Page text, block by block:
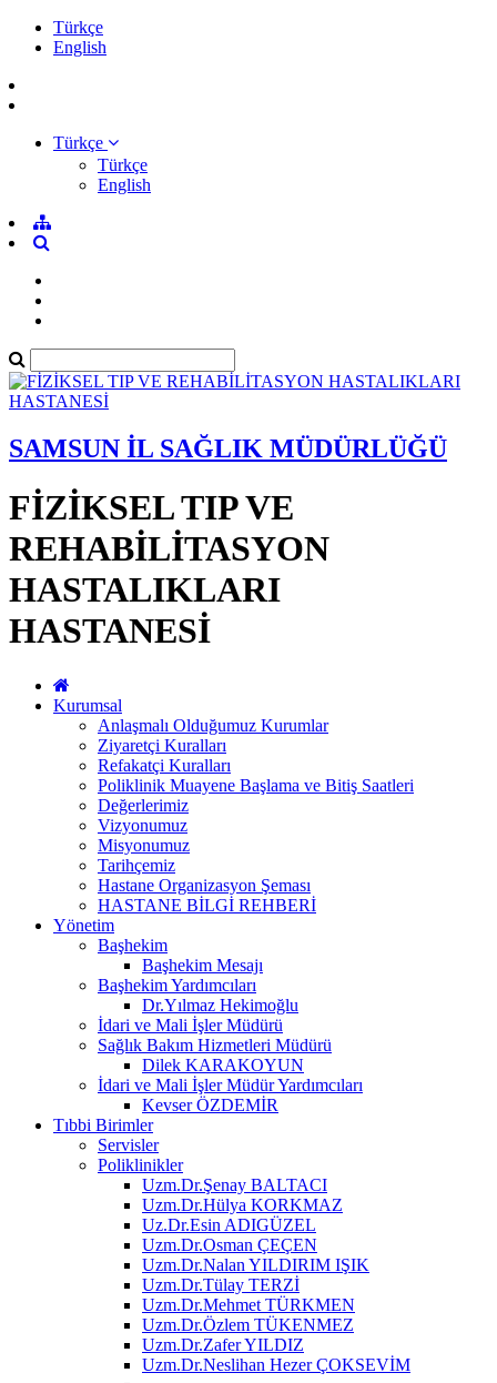
Türkçe
English
Türkçe
Türkçe
English
SAMSUN İL SAĞLIK MÜDÜRLÜĞÜ
FİZİKSEL TIP VE
REHABİLİTASYON
HASTALIKLARI
HASTANESİ
Kurumsal
Anlaşmalı Olduğumuz Kurumlar
Ziyaretçi Kuralları
Refakatçi Kuralları
Poliklinik Muayene Başlama ve Bitiş Saatleri
Değerlerimiz
Vizyonumuz
Misyonumuz
Tarihçemiz
Hastane Organizasyon Şeması
HASTANE BİLGİ REHBERİ
Yönetim
Başhekim
Başhekim Mesajı
Başhekim Yardımcıları
Dr.Yılmaz Hekimoğlu
İdari ve Mali İşler Müdürü
Sağlık Bakım Hizmetleri Müdürü
Dilek KARAKOYUN
İdari ve Mali İşler Müdür Yardımcıları
Kevser ÖZDEMİR
Tıbbi Birimler
Servisler
Poliklinikler
Uzm.Dr.Şenay BALTACI
Uzm.Dr.Hülya KORKMAZ
Uz.Dr.Esin ADIGÜZEL
Uzm.Dr.Osman ÇEÇEN
Uzm.Dr.Nalan YILDIRIM IŞIK
Uzm.Dr.Tülay TERZİ
Uzm.Dr.Mehmet TÜRKMEN
Uzm.Dr.Özlem TÜKENMEZ
Uzm.Dr.Zafer YILDIZ
Uzm.Dr.Neslihan Hezer ÇOKSEVİM